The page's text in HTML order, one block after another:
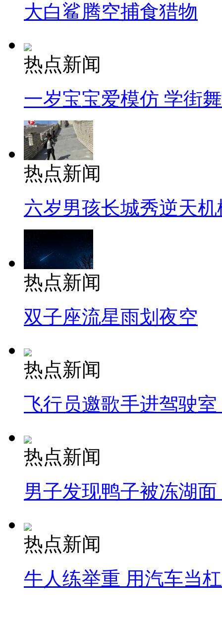
大白鲨腾空捕食猎物
热点新闻
一岁宝宝爱模仿 学街
热点新闻
六岁男孩长城秀逆天机
热点新闻
双子座流星雨划夜空
热点新闻
飞行员邀歌手进驾驶
热点新闻
男子发现鸭子被冻湖
热点新闻
牛人练举重 用汽车当